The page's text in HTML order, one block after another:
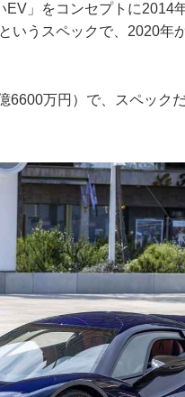
」をコンセプトに2014
うスペックで、2020年
6600万円）で、スペック